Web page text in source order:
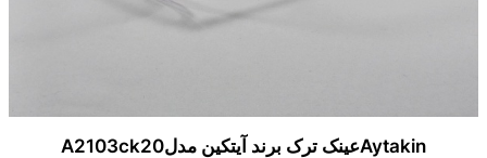
Aytakinعینک ترک برند آیتکین مدلA2103ck20